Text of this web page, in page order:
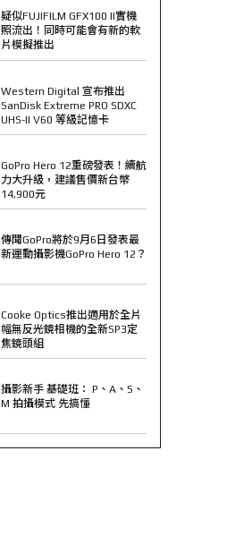
疑似FUJIFILM GFX100 II實機
照流出！同時可能會有新的軟
片模擬推出
Western Digital 宣布推出
SanDisk Extreme PRO SDXC
UHS-II V60 等級記憶卡
GoPro Hero 12重磅發表！續航
力大升級，建議售價新台幣
14,900元
傳聞GoPro將於9月6日發表最
新運動攝影機GoPro Hero 12？
Cooke Optics推出適用於全片
幅無反光鏡相機的全新SP3定
焦鏡頭組
攝影新手 基礎班： P、A、S、
M 拍攝模式 先搞懂